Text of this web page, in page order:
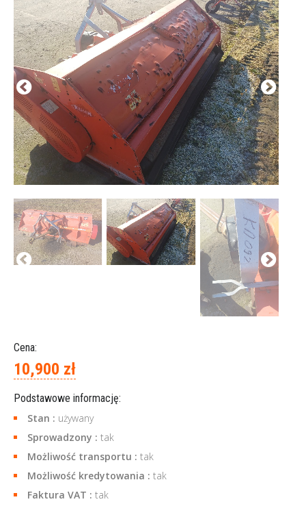
Cena:
10,900 zł
Podstawowe informację:
Stan : używany
Sprowadzony : tak
Możliwość transportu : tak
Możliwość kredytowania : tak
Faktura VAT : tak